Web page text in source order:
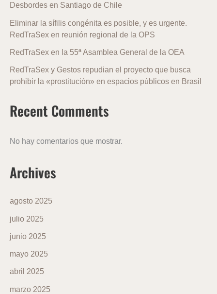
Desbordes en Santiago de Chile
Eliminar la sífilis congénita es posible, y es urgente.
RedTraSex en reunión regional de la OPS
RedTraSex en la 55ª Asamblea General de la OEA
RedTraSex y Gestos repudian el proyecto que busca
prohibir la «prostitución» en espacios públicos en Brasil
Recent Comments
No hay comentarios que mostrar.
Archives
agosto 2025
julio 2025
junio 2025
mayo 2025
abril 2025
marzo 2025